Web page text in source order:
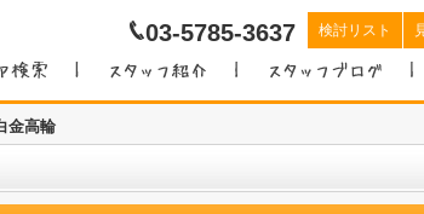
03-5785-3637 検討リスト
金高輪